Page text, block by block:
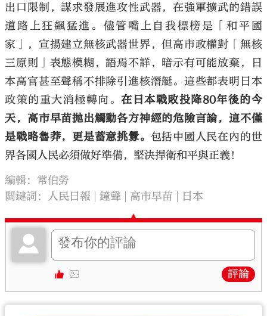
出口限制，謀求發展進攻性武器，在強軍擴武的錯誤
道路上狂飆猛進。儘管嘴上自我標榜是「和平國
家」，宣揚建立無核武器世界，但高市政權對「無核
三原則」表態模糊，語焉不詳，暗示有可能放棄，日
本高官甚至聲稱不排除引進核潛艇。這些都表明日本
政策的重大消極轉向。在日本戰敗投降80年後的今
天，高市早苗拋出觸動各方神經的危險言論，這不僅
是戰略魯莽，更是蓄意挑釁。 包括中國人民在內的世
界各國人民必須做好準備，堅決捍衛和平與正義！
編輯：常伯勞
關鍵詞： 人民日報 鐘聲 高市早苗 日本
評論